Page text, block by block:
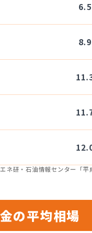
ネ研・石油情報センター「平
の平均相場